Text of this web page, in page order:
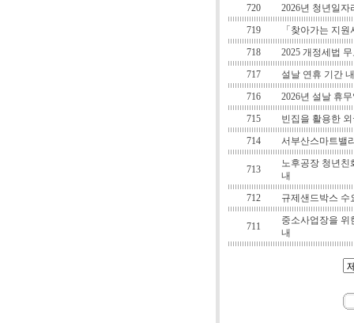
720
2026년 청년일
719
「찾아가는 지
718
2025 개정세법
717
설날 연휴 기간
716
2026년 설날 휴
715
빈집을 활용한
714
서부산스마트밸
713
노후공장 청년친
내
712
규제샌드박스 수
711
중소사업장을 위
내